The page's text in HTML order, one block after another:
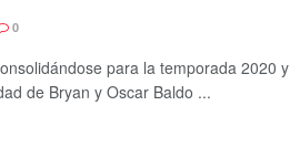
0
para la temporada 2020 y
de Bryan y Oscar Baldo ...